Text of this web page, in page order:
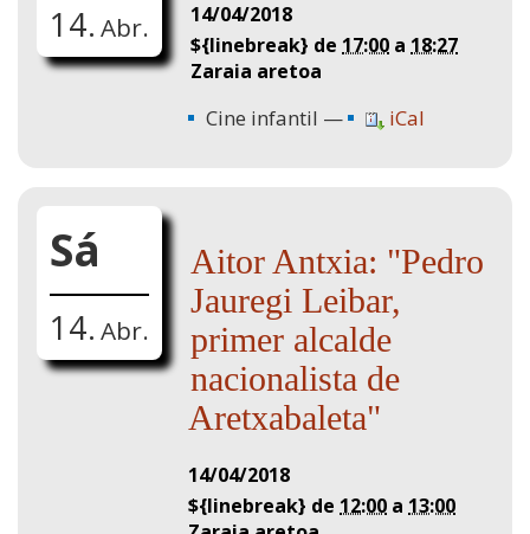
14. Abr.
14/04/2018
${linebreak} de17:00 a18:27
Zaraia aretoa
Cine infantil iCal
Sá
14. Abr.
Aitor Antxia: "Pedro
Jauregi Leibar,
primer alcalde
nacionalista de
Aretxabaleta"
14/04/2018
${linebreak} de 12:00 a 13:00